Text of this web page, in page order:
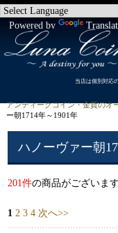
Powered by
当店は個別対応
アンティークコイン・金貨のオ
ー朝1714年～1901年
ハノーヴァー朝
201件の商品がございます
1 2 3 4 次へ>>